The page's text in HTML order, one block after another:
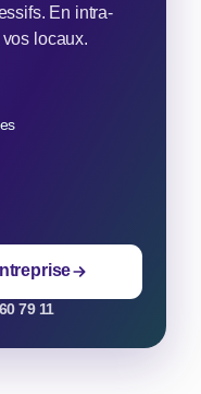
En intra-
locaux.
79 11